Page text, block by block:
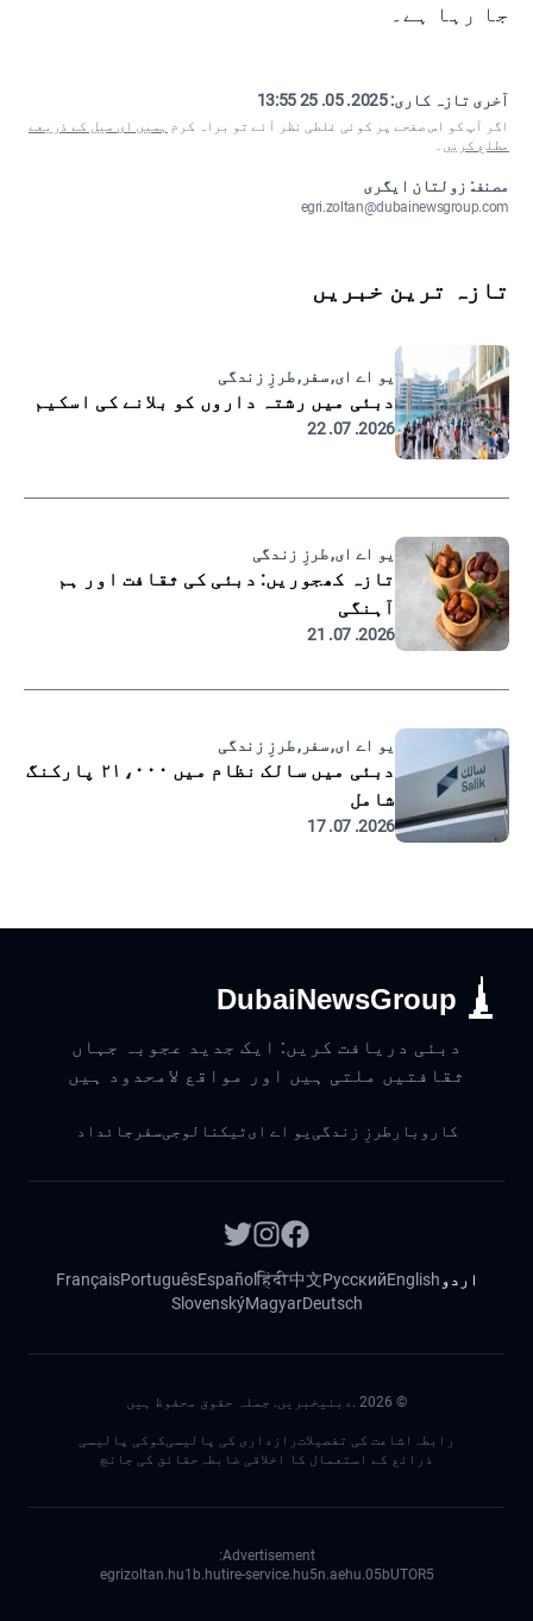
جا رہا ہے۔
آخری تازہ کاری:2025. 05. 25 13:55
اگر آپ کو اس صفحے پر کوئی غلطی نظر آئے تو براہ کرم ہمیں ای میل کے ذریعے
مطلع کریں ۔
مصنف: زولتان ایگری
egri.zoltan@dubainewsgroup.com
تازہ ترین خبریں
یو اے ای, سفر, طرزِ زندگی
دبئی میں رشتہ داروں کو بلانے کی اسکیم
2026. 07. 22
یو اے ای, طرزِ زندگی
تازہ کھجوریں: دبئی کی ثقافت اور ہم
آہنگی
2026. 07. 21
یو اے ای, سفر, طرزِ زندگی
دبئی میں سالک نظام میں ۲۱،۰۰۰ پارکنگ
شامل
2026. 07. 17
DubaiNewsGroup
دبئی دریافت کریں: ایک جدید عجوبہ جہاں
ثقافتیں ملتی ہیں اور مواقع لامحدود ہیں
کاروبار طرزِ زندگی یو اے ایٹیکنالوجیسفر جائداد
اردو English
Русский
中文
हिंदी
Español
Português
Français
Deutsch
Magyar
Slovenský
©
2026 .دبئیخبریں. جملہ حقوق محفوظ ہیں
رابطہ اشاعت کی تفصیلاترازداری کی پالیسیکوکی پالیسی
ذرائع کے استعمال کا اخلاقی ضابطہ حقائق کی جانچ
Advertisement:
bUTOR5
05.hu
5n.ae
tire-service.hu
1b.hu
egrizoltan.hu